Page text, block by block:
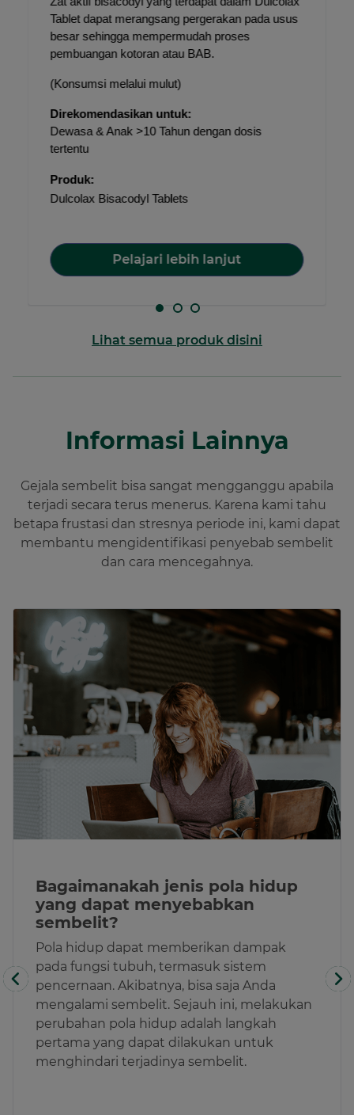
Tablet dapat merangsang pergerakan pada usus
besar sehingga mempermudah proses
pembuangan kotoran atau BAB.
(Konsumsi melalui mulut)
Direkomendasikan untuk:
Dewasa & Anak >10 Tahun dengan dosis
tertentu
Produk:
Dulcolax Bisacodyl Tablets
Pelajari lebih lanjut
Lihat semua produk disini
Informasi Lainnya
Gejala sembelit bisa sangat mengganggu apabila
terjadi secara terus menerus. Karena kami tahu
betapa frustasi dan stresnya periode ini, kami dapat
membantu mengidentifikasi penyebab sembelit
dan cara mencegahnya.
Bagaimanakah jenis pola hidup
yang dapat menyebabkan
sembelit?
Pola hidup dapat memberikan dampak
pada fungsi tubuh, termasuk sistem
pencernaan. Akibatnya, bisa saja Anda
mengalami sembelit. Sejauh ini, melakukan
perubahan pola hidup adalah langkah
pertama yang dapat dilakukan untuk
menghindari terjadinya sembelit.